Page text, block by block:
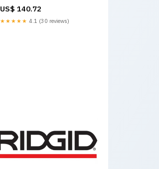
US$ 140.72
★★★★★ 4.1 (30 reviews)